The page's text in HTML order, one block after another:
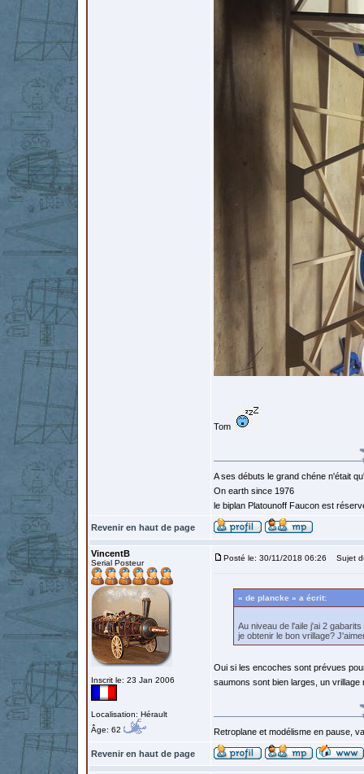
Tom
A ses débuts le grand chéne n'était
On earth since 1976
le biplan Platounoff Faucon est
Revenir en haut de page
VincentB
Serial Posteur
Inscrit le: 23 Jan 2006
Localisation: Hérault
Âge: 62
Posté le: 30/11/2018 06:26 Sujet
« de plancke » a écrit:
Au niveau de l'aile j'ai 2
je obtenir le bon vrillage?
Oui si les encoches sont prévues
saumons sont bien larges, un
Retroplane et modélisme en pause,
Revenir en haut de page